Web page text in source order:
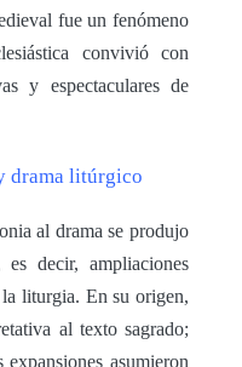
fue un fenómeno
convivió con
y espectaculares de
drama litúrgico
al drama se produjo
es decir, ampliaciones
la liturgia. En su origen,
al texto sagrado;
expansiones asumieron